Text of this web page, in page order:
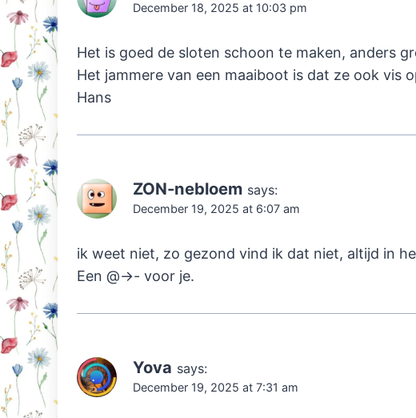
December 18, 2025 at 10:03 pm
Het is goed de sloten schoon te maken, anders
Het jammere van een maaiboot is dat ze ook vis
Hans
ZON-nebloem says:
December 19, 2025 at 6:07 am
ik weet niet, zo gezond vind ik dat niet, altijd in
Een @->- voor je.
Yova says:
December 19, 2025 at 7:31 am